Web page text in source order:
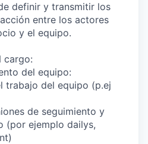
definir y transmitir los
entre los actores
y el equipo.
cargo:
del equipo:
trabajo del equipo (p.ej
de seguimiento y
(por ejemplo dailys,